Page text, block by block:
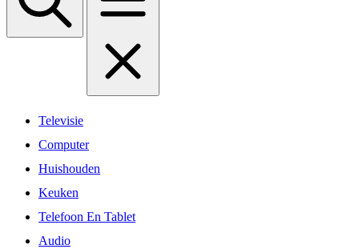
Televisie
Computer
Huishouden
Keuken
Telefoon En Tablet
Audio